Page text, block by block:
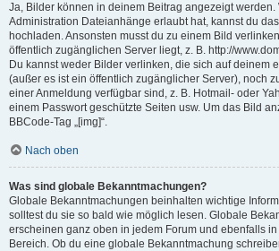
Ja, Bilder können in deinem Beitrag angezeigt werden.
Administration Dateianhänge erlaubt hat, kannst du
hochladen. Ansonsten musst du zu einem Bild
öffentlich zugänglichen Server liegt, z. B. http://
Du kannst weder Bilder verlinken, die sich auf deinem
(außer es ist ein öffentlich zugänglicher Server), noch
einer Anmeldung verfügbar sind, z. B. Hotmail- oder
einem Passwort geschützte Seiten usw. Um das Bild
BBCode-Tag „[img]“.
Nach oben
Was sind globale Bekanntmachungen?
Globale Bekanntmachungen beinhalten wichtige
solltest du sie so bald wie möglich lesen. Globale
erscheinen ganz oben in jedem Forum und ebenfalls
Bereich. Ob du eine globale Bekanntmachung